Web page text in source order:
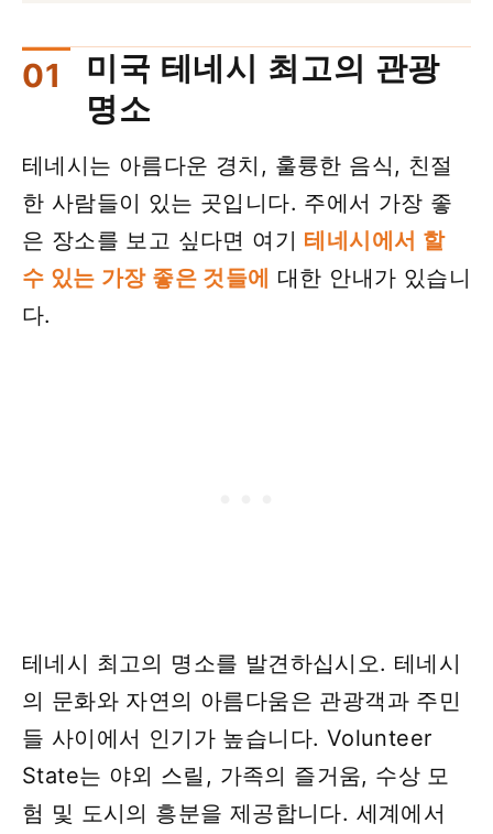
미국 테네시 최고의 관광
명소
테네시는 아름다운 경치, 훌륭한 음식, 친절
한 사람들이 있는 곳입니다. 주에서 가장 좋
은 장소를 보고 싶다면 여기 테네시에서 할
수 있는 가장 좋은 것들에 대한 안내가 있습니
다.
테네시 최고의 명소를 발견하십시오. 테네시
의 문화와 자연의 아름다움은 관광객과 주민
들 사이에서 인기가 높습니다. Volunteer
State는 야외 스릴, 가족의 즐거움, 수상 모
험 및 도시의 흥분을 제공합니다. 세계에서